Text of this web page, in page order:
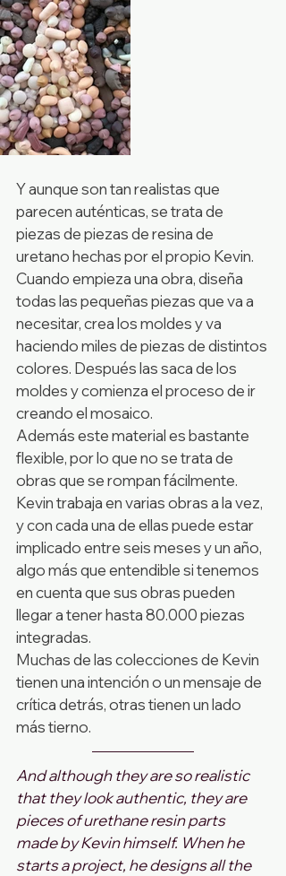
Y aunque son tan realistas que
parecen auténticas, se trata de
piezas de piezas de resina de
uretano hechas por el propio Kevin.
Cuando empieza una obra, diseña
todas las pequeñas piezas que va a
necesitar, crea los moldes y va
haciendo miles de piezas de distintos
colores. Después las saca de los
moldes y comienza el proceso de ir
creando el mosaico.
Además este material es bastante
flexible, por lo que no se trata de
obras que se rompan fácilmente.
Kevin trabaja en varias obras a la vez,
y con cada una de ellas puede estar
implicado entre seis meses y un año,
algo más que entendible si tenemos
en cuenta que sus obras pueden
llegar a tener hasta 80.000 piezas
integradas.
Muchas de las colecciones de Kevin
tienen una intención o un mensaje de
crítica detrás, otras tienen un lado
más tierno.
And although they are so realistic
that they look authentic, they are
pieces of urethane resin parts
made by Kevin himself. When he
starts a project, he designs all the